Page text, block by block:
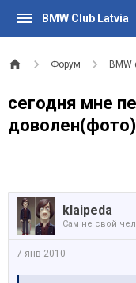
BMW Club Latvia
Форум BMW
сегодня мне
доволен(фото)
klaipeda
Сам не свой
7 янв 2010